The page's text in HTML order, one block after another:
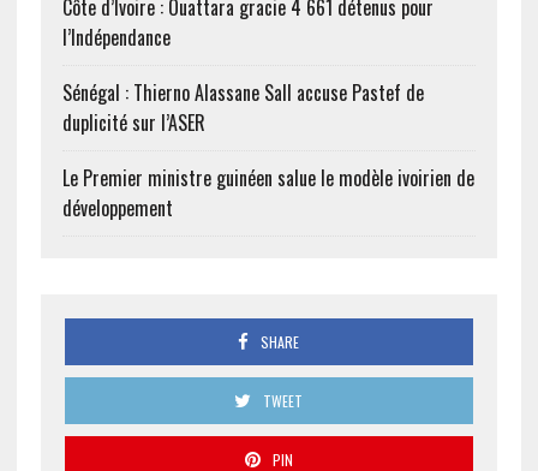
Côte d’Ivoire : Ouattara gracie 4 661 détenus pour
l’Indépendance
Sénégal : Thierno Alassane Sall accuse Pastef de
duplicité sur l’ASER
Le Premier ministre guinéen salue le modèle ivoirien de
développement
SHARE
TWEET
PIN